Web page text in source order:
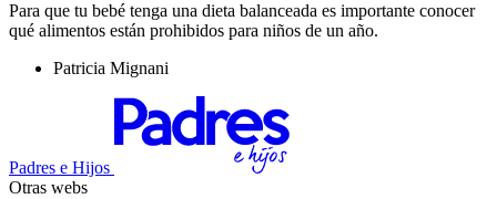
Para que tu bebé tenga una dieta balanceada es importante conocer
qué alimentos están prohibidos para niños de un año.
Patricia Mignani
Padres e Hijos
Otras webs